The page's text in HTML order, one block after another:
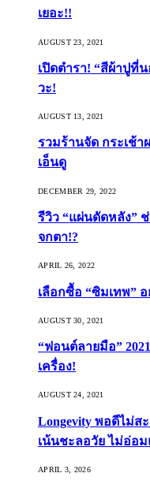
เยอะ!!
AUGUST 23, 2021
เปิดตำรา! “สีผ้าปูที่
วะ!
AUGUST 13, 2021
รวมร้านจัด กระเช้า
เอ็นดู
DECEMBER 29, 2022
รีวิว “แผ่นดัดหลัง”
จกตา!?
APRIL 26, 2022
เลือกซื้อ “ซิมเทพ”
AUGUST 30, 2021
“ฟอนต์ลายมือ”
เครื่อง!
AUGUST 24, 2021
Longevity พอดีไม่ส
เน้นชะลอวัย ไม่อ่อ
APRIL 3, 2026